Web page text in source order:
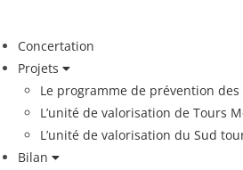
Concertation
Projets
Le programme de prévention des
L’unité de valorisation de Tours
L’unité de valorisation du Sud
Bilan